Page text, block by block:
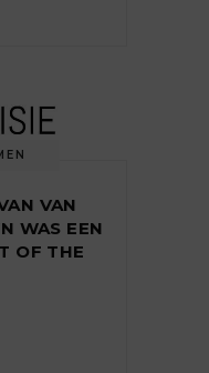
VAN
WAS EEN
OF THE